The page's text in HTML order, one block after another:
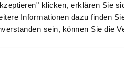
klicken, erklären Sie
Informationen dazu finden
sein, können Sie die